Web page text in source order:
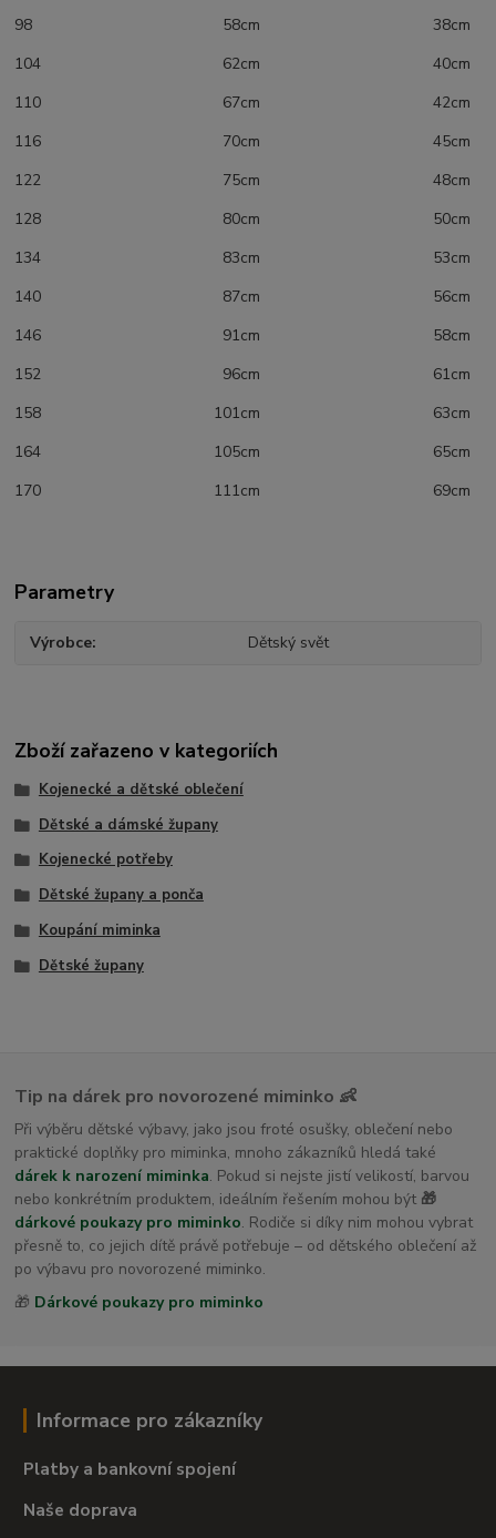
98 58cm 38cm
104 62cm 40cm
110 67cm 42cm
116 70cm 45cm
122 75cm 48cm
128 80cm 50cm
134 83cm 53cm
140 87cm 56cm
146 91cm 58cm
152 96cm 61cm
158 101cm 63cm
164 105cm 65cm
170 111cm 69cm
Parametry
Výrobce Dětský svět
Zboží zařazeno v kategoriích
Kojenecké a dětské oblečení
Dětské a dámské župany
Kojenecké potřeby
Dětské župany a ponča
Koupání miminka
Dětské župany
Tip na dárek pro novorozené miminko 👶
Při výběru dětské výbavy, jako jsou froté osušky, oblečení nebo
praktické doplňky pro miminka, mnoho zákazníků hledá také
dárek k narození miminka. Pokud si nejste jistí velikostí, barvou
nebo konkrétním produktem, ideálním řešením mohou být 🎁
dárkové poukazy pro miminko. Rodiče si díky nim mohou vybrat
přesně to, co jejich dítě právě potřebuje – od dětského oblečení až
po výbavu pro novorozené miminko.
🎁 Dárkové poukazy pro miminko
Informace pro zákazníky
Platby a bankovní spojení
Naše doprava